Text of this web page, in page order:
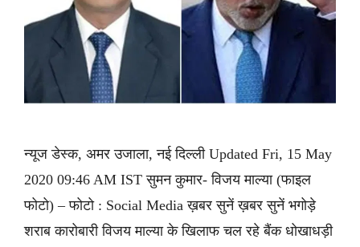
न्यूज डेस्क, अमर उजाला, नई दिल्ली Updated Fri, 15 May
2020 09:46 AM IST सुमन कुमार- विजय माल्या (फाइल
फोटो) – फोटो : Social Media ख़बर सुनें ख़बर सुनें भगोड़े
शराब कारोबारी विजय माल्या के खिलाफ चल रहे बैंक धोखाधड़ी